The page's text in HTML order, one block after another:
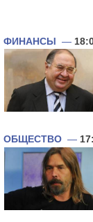
ФИНАНСЫ —
ОБЩЕСТВО —